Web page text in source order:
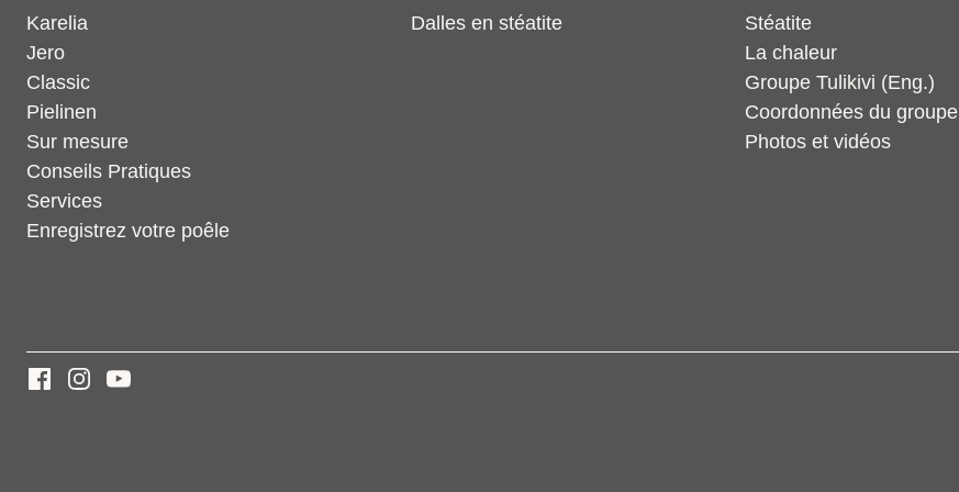
Karelia
Jero
Classic
Pielinen
Sur mesure
Conseils Pratiques
Services
Enregistrez votre poêle
Dalles en stéatite
Stéatite
La chaleur
Groupe Tulikivi (Eng.)
Coordonnées du groupe
Photos et vidéos